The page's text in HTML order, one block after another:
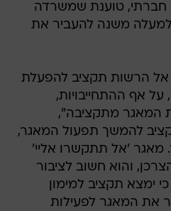
חברתי, טוענת שמשרדה
משנה להעביר את
הועבר אל הרשות תקציב להפעלת
אף ההתחייבויות,
המאגר מתקציבה",
להמשך תפעול המאגר,
מאגר 'אל תתקשרו אליי'
והוא חשוב לציבור
ימצא תקציב למימון
את המאגר לפעילות